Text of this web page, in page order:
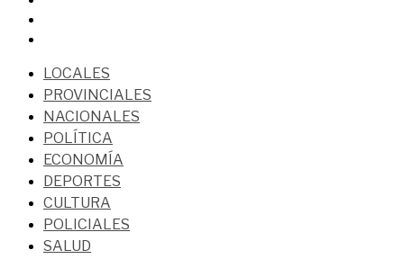
LOCALES
PROVINCIALES
NACIONALES
POLÍTICA
ECONOMÍA
DEPORTES
CULTURA
POLICIALES
SALUD